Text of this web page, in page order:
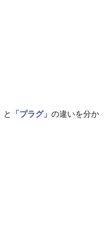
と 「プラグ」 の違いを分か